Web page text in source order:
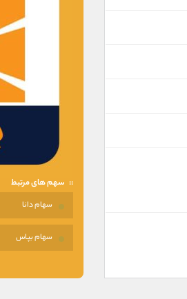
سهم های مرتبط
سهام دانا
سهام بپاس